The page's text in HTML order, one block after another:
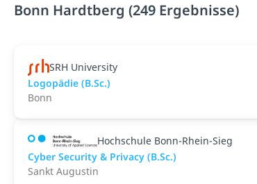
Bonn Hardtberg (249 Ergebnisse)
SRH University
Logopädie (B.Sc.)
Bonn
Hochschule Bonn-Rhein-Sieg
Cyber Security & Privacy (B.Sc.)
Sankt Augustin